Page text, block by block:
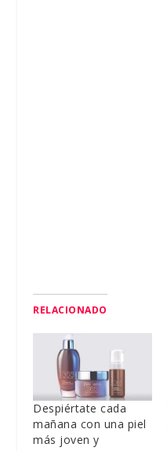
RELACIONADO
Despiértate cada
mañana con una piel
más joven y